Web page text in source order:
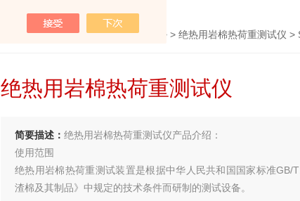
首页>产品中心 > > 绝热用岩棉热荷重测试仪 >
绝热用岩棉热荷重测试仪
简要描述： 绝热用岩棉热荷重测试仪产品介绍：
使用范围
绝热用岩棉热荷重测试装置是根据中华人民共和国国家标准GB/
渣棉及其制品》中规定的技术条件而研制的测试设备。